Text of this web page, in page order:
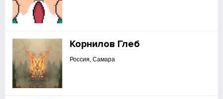
Корнилов Глеб
Россия, Самара